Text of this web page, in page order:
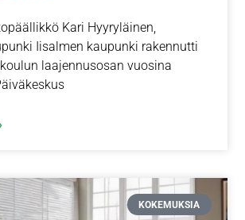
Kari Hyyryläinen,
Iisalmen kaupunki rakennutti
laajennusosan vuosina
KOKEMUKSIA